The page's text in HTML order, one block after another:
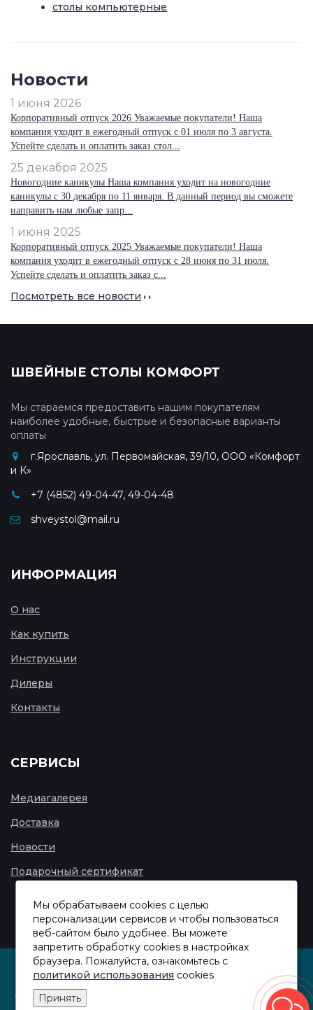
столы компьютерные
Новости
1 июня 2026
Корпоративный отпуск 2026 Уважаемые покупатели! Наша
компания уходит в ежегодный отпуск с 01 июля по 3 августа.
Успейте сделать и оплатить заказ стол...
25 декабря 2025
Новогодние каникулы Наша компания уходит на новогодние
каникулы с 30 декабря по 11 января. В данный период вы сможете
направить нам любые запр...
1 июня 2025
Корпоративный отпуск 2025 Уважаемые покупатели! Наша
компания уходит в ежегодный отпуск с 28 июня по 31 июля.
Успейте сделать и оплатить заказ с...
Посмотреть все новости
ШВЕЙНЫЕ СТОЛЫ КОМФОРТ
Мы стараемся предоставить нашим покупателям
наиболее удобные, быстрые и безопасные варианты
оплаты
г.Ярославль, ул. Первомайская, 39/10, ООО «Комфорт
и К»
+7 (4852) 49-04-47, 49-04-48
shveystol@mail.ru
ИНФОРМАЦИЯ
О нас
Как купить
Инструкции
Дилеры
Контакты
СЕРВИСЫ
Медиагалерея
Доставка
Новости
Подарочный сертификат
Copyright ©2026Все права защищены | Условия использования
Мы обрабатываем cookies с целью
персонализации сервисов и чтобы пользоваться
веб-сайтом было удобнее. Вы можете
запретить обработку сookies в настройках
браузера. Пожалуйста, ознакомьтесь с
политикой использования cookies
Принять